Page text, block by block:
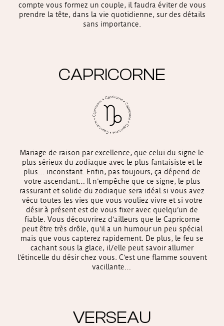
compte vous formez un couple, il faudra éviter de vous
prendre la tête, dans la vie quotidienne, sur des détails
sans importance.
CAPRICORNE
Mariage de raison par excellence, que celui du signe le
plus sérieux du zodiaque avec le plus fantaisiste et le
plus… inconstant. Enfin, pas toujours, ça dépend de
votre ascendant… Il n’empêche que ce signe, le plus
rassurant et solide du zodiaque sera idéal si vous avez
vécu toutes les vies que vous vouliez vivre et si votre
désir à présent est de vous fixer avec quelqu’un de
fiable. Vous découvrirez d’ailleurs que le Capricorne
peut être très drôle, qu’il a un humour un peu spécial
mais que vous capterez rapidement. De plus, le feu se
cachant sous la glace, il/elle peut savoir allumer
l’étincelle du désir chez vous. C’est une flamme souvent
vacillante…
VERSEAU